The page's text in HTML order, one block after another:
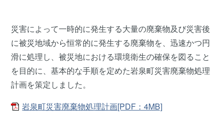
災害によって一時的に発生する大量の廃棄物及び災害後
に被災地域から恒常的に発生する廃棄物を、迅速かつ円
滑に処理し、被災地における環境衛生の確保を図ること
を目的に、基本的な手順を定めた岩泉町災害廃棄物処理
計画を策定しました。
岩泉町災害廃棄物処理計画[PDF：4MB]